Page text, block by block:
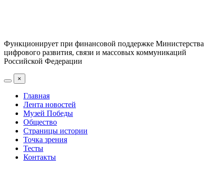
Функционирует при финансовой поддержке Министерства
цифрового развития, связи и массовых коммуникаций
Российской Федерации
×
Главная
Лента новостей
Музей Победы
Общество
Страницы истории
Точка зрения
Тесты
Контакты